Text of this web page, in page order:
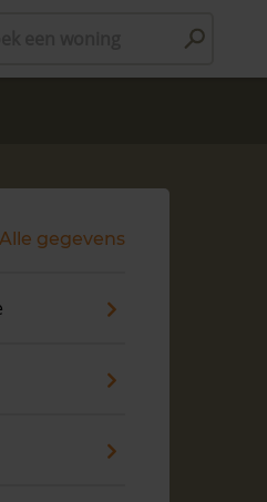
Alle gegevens